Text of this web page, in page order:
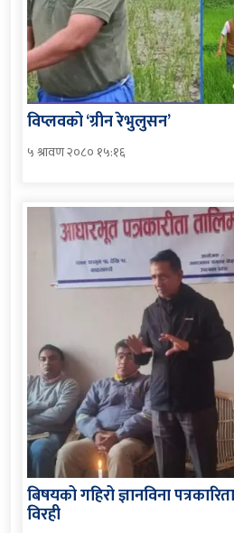
विप्लवको ‘ग्रीन रेभुलुसन’
५ श्रावण २०८० १५:१६
बिषयको गहिरो ज्ञानविना
विरही